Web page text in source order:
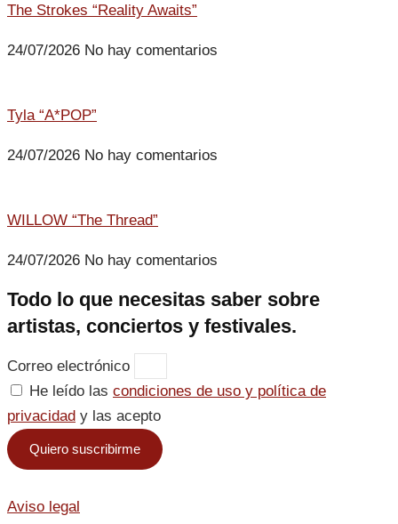
The Strokes “Reality Awaits”
24/07/2026 No hay comentarios
Tyla “A*POP”
24/07/2026 No hay comentarios
WILLOW “The Thread”
24/07/2026 No hay comentarios
Todo lo que necesitas saber sobre
artistas, conciertos y festivales.
Correo electrónico
He leído las condiciones de uso y política de
privacidad y las acepto
Quiero suscribirme
Aviso legal